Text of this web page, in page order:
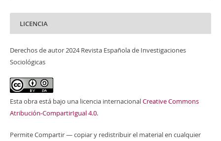
LICENCIA
Derechos de autor 2024 Revista Española de Investigaciones
Sociológicas
Esta obra está bajo una licencia internacionalCreative Commons
Atribución-CompartirIgual 4.0.
Permite Compartir — copiar y redistribuir el material en cualquier